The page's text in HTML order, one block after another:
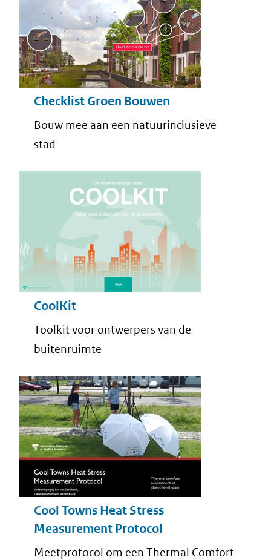
Checklist Groen Bouwen
Bouw mee aan een natuurinclusieve
stad
CoolKit
Toolkit voor ontwerpers van de
buitenruimte
Cool Towns Heat Stress
Measurement Protocol
Meetprotocol om een Thermal Comfort